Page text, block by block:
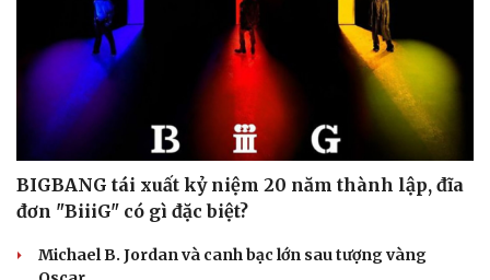
BIGBANG tái xuất kỷ niệm 20 năm thành lập, đĩa
đơn "BiiiG" có gì đặc biệt?
Michael B. Jordan và canh bạc lớn sau tượng vàng